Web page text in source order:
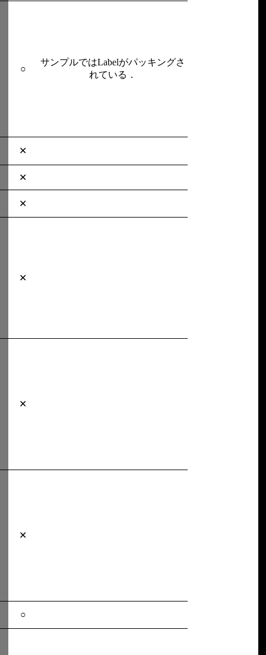
○
サンプルではLabelがパッキングさ
れている．
✕
✕
✕
✕
✕
✕
○